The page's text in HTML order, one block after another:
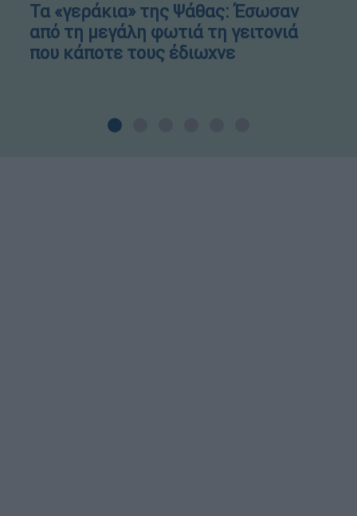
Τα «γεράκια» της Ψάθας: Έσωσαν
από τη μεγάλη φωτιά τη γειτονιά
που κάποτε τους έδιωχνε